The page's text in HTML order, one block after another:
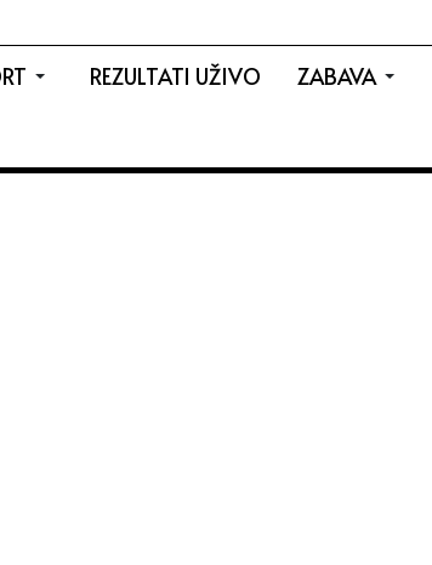
REZULTATI UŽIVO ZABAVA